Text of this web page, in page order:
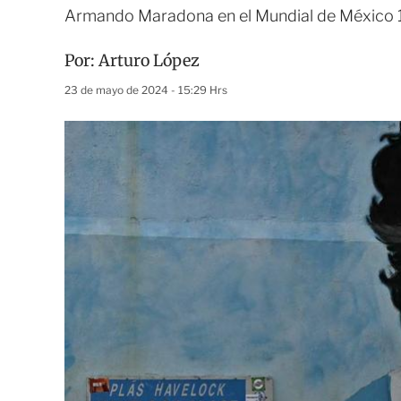
Armando Maradona en el Mundial de México
Por:Arturo López
23 de mayo de 2024 - 15:29 Hrs